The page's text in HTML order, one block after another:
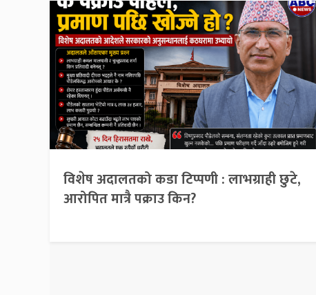
विशेष अदालतको कडा टिप्पणी : लाभग्राही छुटे,
आरोपित मात्रै पक्राउ किन?